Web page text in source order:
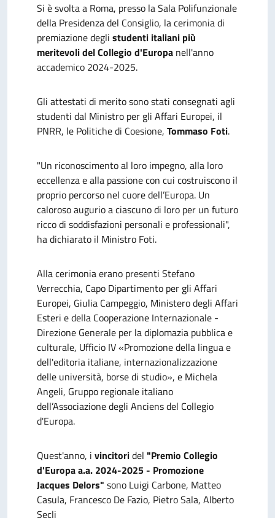
Si è svolta a Roma, presso la Sala Polifunzionale
della Presidenza del Consiglio, la cerimonia di
premiazione degli studenti italiani più
meritevoli del Collegio d'Europa nell'anno
accademico 2024-2025.
Gli attestati di merito sono stati consegnati agli
studenti dal Ministro per gli Affari Europei, il
PNRR, le Politiche di Coesione, Tommaso Foti.
"Un riconoscimento al loro impegno, alla loro
eccellenza e alla passione con cui costruiscono il
proprio percorso nel cuore dell’Europa. Un
caloroso augurio a ciascuno di loro per un futuro
ricco di soddisfazioni personali e professionali",
ha dichiarato il Ministro Foti.
Alla cerimonia erano presenti Stefano
Verrecchia, Capo Dipartimento per gli Affari
Europei, Giulia Campeggio, Ministero degli Affari
Esteri e della Cooperazione Internazionale -
Direzione Generale per la diplomazia pubblica e
culturale, Ufficio IV «Promozione della lingua e
dell'editoria italiane, internazionalizzazione
delle università, borse di studio», e Michela
Angeli, Gruppo regionale italiano
dell’Associazione degli Anciens del Collegio
d'Europa.
Quest'anno, i vincitoridel "Premio Collegio
d'Europa a.a. 2024-2025 - Promozione
Jacques Delors" sono Luigi Carbone, Matteo
Casula, Francesco De Fazio, Pietro Sala, Alberto
Secli